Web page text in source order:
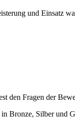
und Einsatz
den Fragen der
Bronze, Silber und